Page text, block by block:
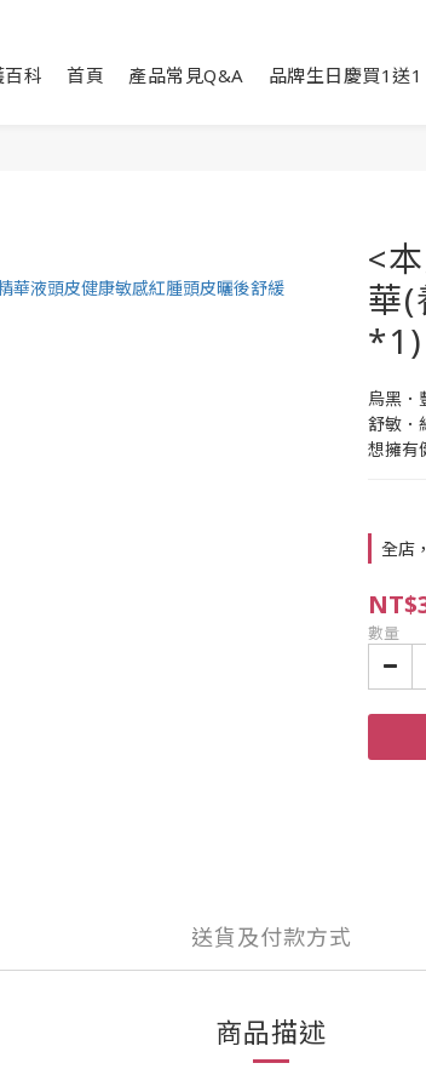
科 首頁 產品常見Q&A 品牌生日慶買1送
<
華
*1)
烏黑．
舒敏．
想擁有
全店
數量
送貨及付款方式
商品描述